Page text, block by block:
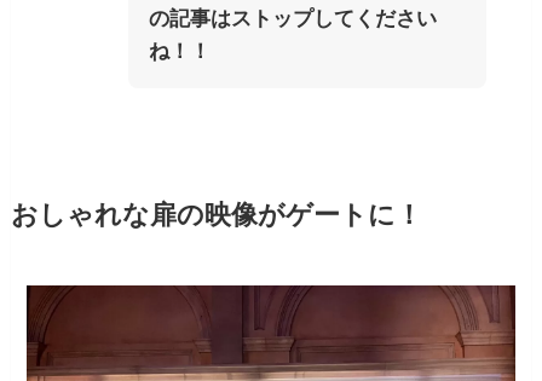
の記事はストップしてください
ね！！
おしゃれな扉の映像がゲートに！